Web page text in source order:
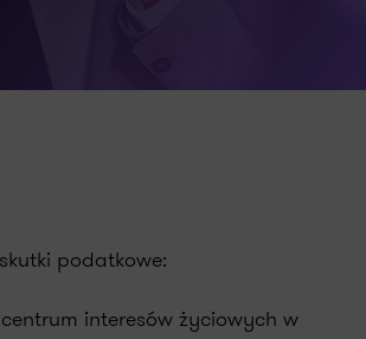
podatkowe:
interesów życiowych w